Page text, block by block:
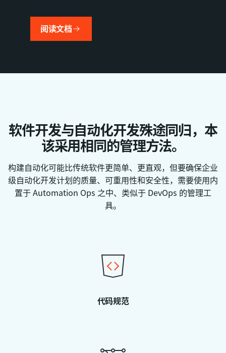
阅读文档
软件开发与自动化开发殊途同归，本
该采用相同的管理方法。
构建自动化可能比传统软件更简单、更直观，但要确保企业
级自动化开发计划的质量、可重用性和安全性，需要使用内
置于 Automation Ops 之中、类似于 DevOps 的管理工
具。
代码规范